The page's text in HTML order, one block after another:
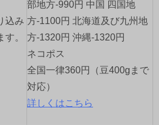
込み
。
部地方-990円 中国 四国地
方-1100円 北海道及び九州地
方-1320円 沖縄-1320円
ネコポス
全国一律360円（豆400gまで
対応）
詳しくはこちら